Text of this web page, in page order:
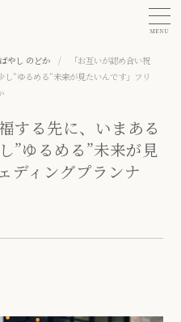
MENU
やし のどか /
「お互いが認め合い祝
”ゆるめる”未来が見たいんです」フリ
する先に、いまある
”ゆるめる”未来が見
ディングプランナ